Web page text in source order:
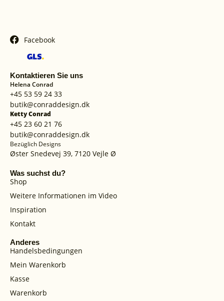
Facebook
Kontaktieren Sie uns
Helena Conrad
+45 53 59 24 33
butik@conraddesign.dk
Ketty Conrad
+45 23 60 21 76
butik@conraddesign.dk
Bezüglich Designs
Øster Snedevej 39, 7120 Vejle Ø
Was suchst du?
Shop
Weitere Informationen im Video
Inspiration
Kontakt
Anderes
Handelsbedingungen
Mein Warenkorb
Kasse
Warenkorb